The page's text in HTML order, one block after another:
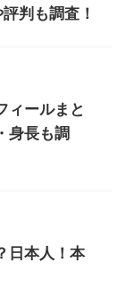
判も調査！
ィールまと
身長も調
日本人！本